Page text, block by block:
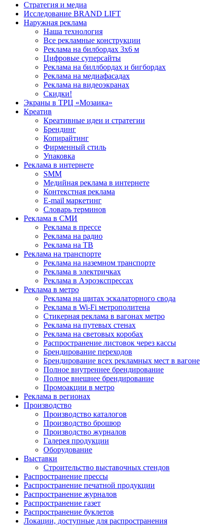
Стратегия и медиа
Исследование BRAND LIFT
Наружная реклама
Наша технология
Все рекламные конструкции
Реклама на билбордах 3х6 м
Цифровые суперсайты
Реклама на биллбордах и бигбордах
Реклама на медиафасадах
Реклама на видеоэкранах
Скидки!
Экраны в ТРЦ «Мозаика»
Креатив
Креативные идеи и стратегии
Брендинг
Копирайтинг
Фирменный стиль
Упаковка
Реклама в интернете
SMM
Медийная реклама в интернете
Контекстная реклама
E-mail маркетинг
Словарь терминов
Реклама в СМИ
Реклама в прессе
Реклама на радио
Реклама на ТВ
Реклама на транспорте
Реклама на наземном транспорте
Реклама в электричках
Реклама в Аэроэкспрессах
Реклама в метро
Реклама на щитах эскалаторного свода
Реклама в Wi-Fi метрополитена
Стикерная реклама в вагонах метро
Реклама на путевых стенах
Реклама на световых коробах
Распространение листовок через кассы
Брендирование переходов
Брендирование всех рекламных мест в вагоне
Полное внутреннее брендирование
Полное внешнее брендирование
Промоакции в метро
Реклама в регионах
Производство
Производство каталогов
Производство брошюр
Производство журналов
Галерея продукции
Оборудование
Выставки
Строительство выставочных стендов
Распространение прессы
Распространение печатной продукции
Распространение журналов
Распространение газет
Распространение буклетов
Локации, доступные для распространения